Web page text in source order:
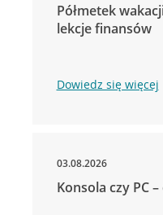
Półmetek
lekcje finansów
Dowiedz się więcej
03.08.2026
Konsola czy PC